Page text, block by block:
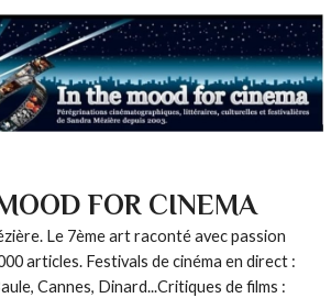
FOR CINEMA
Le 7ème art raconté avec passion
articles. Festivals de cinéma en direct :
Cannes, Dinard...Critiques de films :